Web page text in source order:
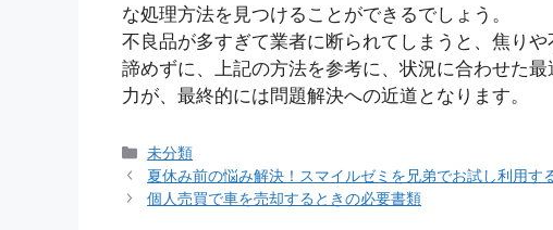
な処理方法を見つけることができるでしょう。
不良品が多すぎて業者に断られてしまうと、焦り
諦めずに、上記の方法を参考に、状況に合わせた
力が、最終的には問題解決への近道となります。
カ
テ
ゴ
未分類
夏休み前の悩み解決！スマイルゼミを兄弟でお試し利用す
個人売買で車を売却するときの必要書類